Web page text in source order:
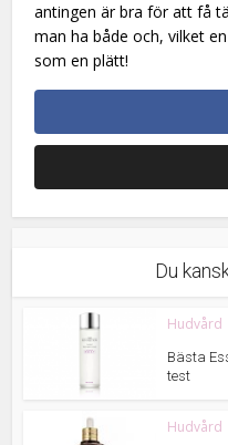
antingen är bra för att få
man ha både och, vilket
som en plätt!
Du
Hudvård
Bästa
test
Hudvård